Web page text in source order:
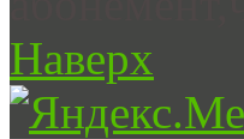
Наверх